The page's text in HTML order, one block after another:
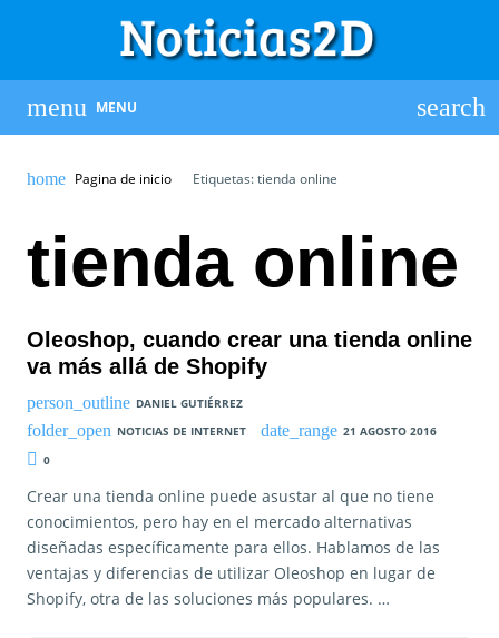
MENU
Pagina de inicio Etiquetas: tienda online
tienda online
Oleoshop, cuando crear una tienda online
va más allá de Shopify
DANIEL GUTIÉRREZ
NOTICIAS DE INTERNET
21 AGOSTO 2016
0
Crear una tienda online puede asustar al que no tiene
conocimientos, pero hay en el mercado alternativas
diseñadas específicamente para ellos. Hablamos de las
ventajas y diferencias de utilizar Oleoshop en lugar de
Shopify, otra de las soluciones más populares. …